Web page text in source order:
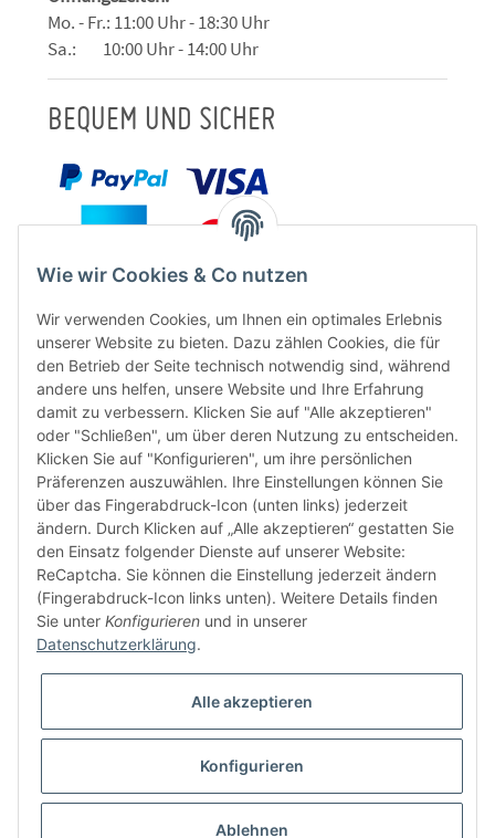
Mo. - Fr.: 11:00 Uhr - 18:30 Uhr
Sa.: 10:00 Uhr - 14:00 Uhr
BEQUEM UND SICHER
FÜR EUCH UNTERWEGS
Vertrag widerrufen
* Alle Preise inkl. gesetzlicher USt., zzgl.
© buntstoff GmbH Besucherzähler: 2810267
Wie wir Cookies & Co nutzen
Wir verwenden Cookies, um Ihnen ein optimales Erlebnis
unserer Website zu bieten. Dazu zählen Cookies, die für
den Betrieb der Seite technisch notwendig sind, während
andere uns helfen, unsere Website und Ihre Erfahrung
damit zu verbessern. Klicken Sie auf "Alle akzeptieren"
oder "Schließen", um über deren Nutzung zu entscheiden.
Klicken Sie auf "Konfigurieren", um ihre persönlichen
Präferenzen auszuwählen. Ihre Einstellungen können Sie
über das Fingerabdruck-Icon (unten links) jederzeit
ändern. Durch Klicken auf „Alle akzeptieren“ gestatten Sie
den Einsatz folgender Dienste auf unserer Website:
ReCaptcha. Sie können die Einstellung jederzeit ändern
(Fingerabdruck-Icon links unten). Weitere Details finden
Sie unter Konfigurieren und in unserer
Datenschutzerklärung.
Alle akzeptieren
Konfigurieren
Ablehnen